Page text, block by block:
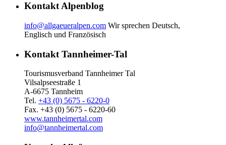
Kontakt Alpenblog
info@allgaeueralpen.com Wir sprechen Deutsch,
Englisch und Französisch
Kontakt Tannheimer-Tal
Tourismusverband Tannheimer Tal
Vilsalpseestraße 1
A-6675 Tannheim
Tel. +43 (0) 5675 - 6220-0
Fax. +43 (0) 5675 - 6220-60
www.tannheimertal.com
info@tannheimertal.com